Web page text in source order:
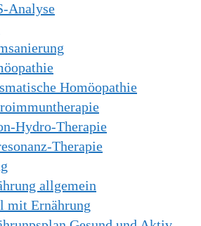
Analyse
Homöopathie
Hydro-Therapie
Therapie
allgemein
mit Ernährung